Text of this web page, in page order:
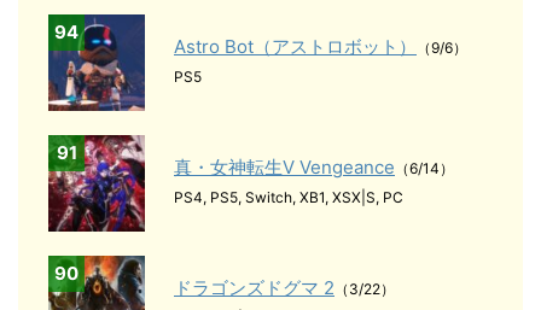
94
Astro Bot（アストロボット）
（9/6）
PS5
91
真・女神転生Ⅴ Vengeance （6/14）
PS4, PS5, Switch, XB1, XSX|S, PC
90
ドラゴンズドグマ 2 （3/22）